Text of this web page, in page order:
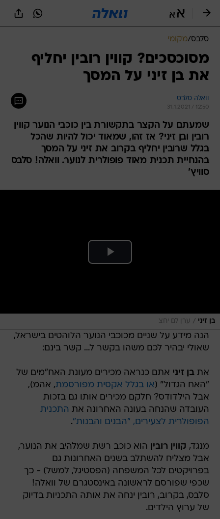
סלבס/מקומי
מסוכסכים? קווין רובין יחליף
את בן זיני על המסך
וואלה סלבס
31.1.2021 / 12:50
שמעתם על הקצר בתקשורת בין כוכבי הנוער קווין
רובין ובן זיני? אז זהו, שמאוד יכול להיות שהכל
בגלל שרובין יחליף בקרוב את זיני על המסך
בהנחיית תכנית מאוד פופולרית לנוער. וואלה! סלבס
סוויץ'
בן זיני / ערן לם יחצ
הנה מידע על שניים מכוכבי הנוער הלוהטים בישראל,
שאולי יבהיר לכם משהו בקשר ל... קשר בינם:
אתבן זיני אתם כנראה מכירים מעונת האח"מים של
"האח הגדול" (או בגלל אקסית מפורסמת, אהמ),
אבל הילדודס? חלקם מכירים אותו גם בזכות
העובדה שהנחה בעונה האחרונה את התכנית
הפופולרית לצעירים, "הבנים והבנות".
מנגד, קווין רובין הוא כוכב רשת שמלהיב את הנוער,
אבל מצליח להשתלב בשנים האחרונות גם
בפרויקטים לכל המשפחה (הפסטיגל, למשל) - כך
שכפי שפורסם לראשונה באינסטגרם של וואלה!
סלבס, בקרוב, רובין ינחה את אותה התכניות בדיוק
של ערוץ הילדים.